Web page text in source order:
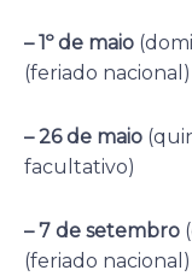
– 1º de maio
(feriado nacional)
– 26 de maio
facultativo)
– 7 de setembro
(feriado nacional)